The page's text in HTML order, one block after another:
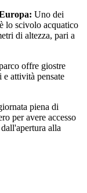
Uno dei
lo scivolo acquatico
di altezza, pari a
offre giostre
e attività pensate
piena di
per avere accesso
alla